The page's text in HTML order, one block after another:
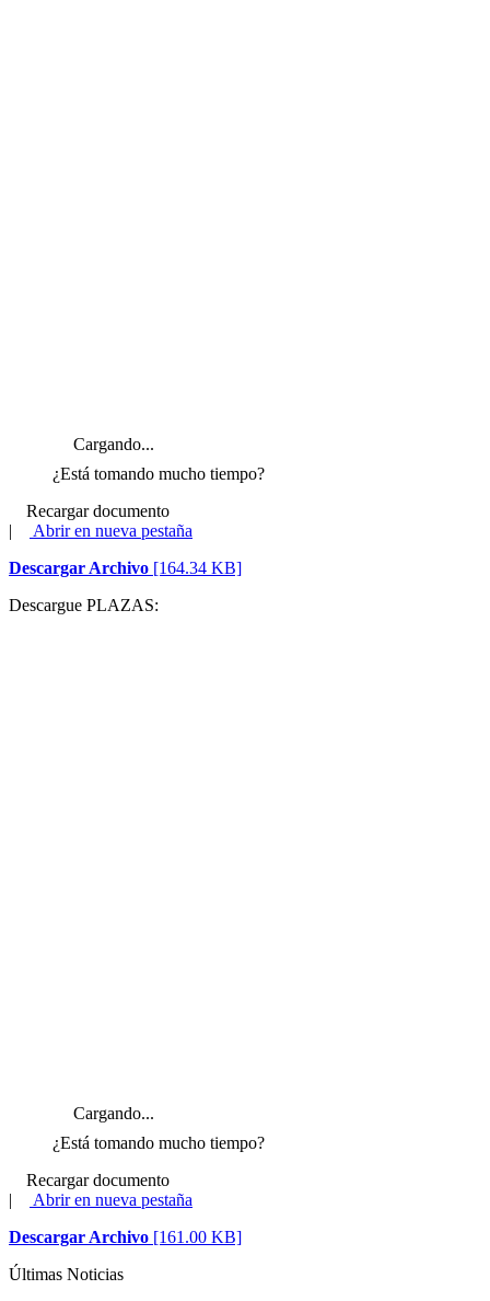
Cargando...
¿Está tomando mucho tiempo?
Recargar documento
|
Abrir en nueva pestaña
Descargar Archivo [164.34 KB]
Descargue PLAZAS:
Cargando...
¿Está tomando mucho tiempo?
Recargar documento
|
Abrir en nueva pestaña
Descargar Archivo [161.00 KB]
Últimas Noticias